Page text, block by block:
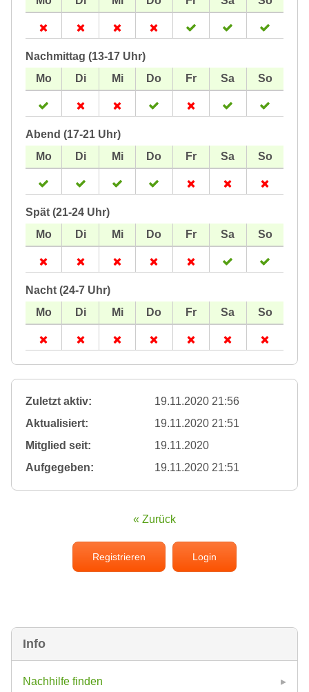
Info
Nachhilfe finden
Nachmittag (13-17 Uhr)
Abend (17-21 Uhr)
Spät (21-24 Uhr)
Nacht (24-7 Uhr)
Zuletzt aktiv:
19.11.2020 21:56
Aktualisiert:
19.11.2020 21:51
Mitglied seit:
19.11.2020
Aufgegeben:
19.11.2020 21:51
« Zurück
Registrieren Login